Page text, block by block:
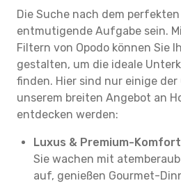
Die Suche nach dem
entmutigende Aufgabe sein.
Filtern von Opodo können Sie
gestalten, um die ideale
finden. Hier sind nur einige der
unserem breiten Angebot an
entdecken werden:
Luxus & Premium-
Sie wachen mit
auf, genießen Gourmet-